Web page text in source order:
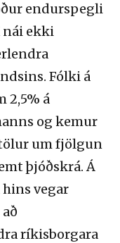
endurspegli
nái ekki
Fólki á
2,5% á
og kemur
um fjölgun
þjóðskrá. Á
vegar
ríkisborgara